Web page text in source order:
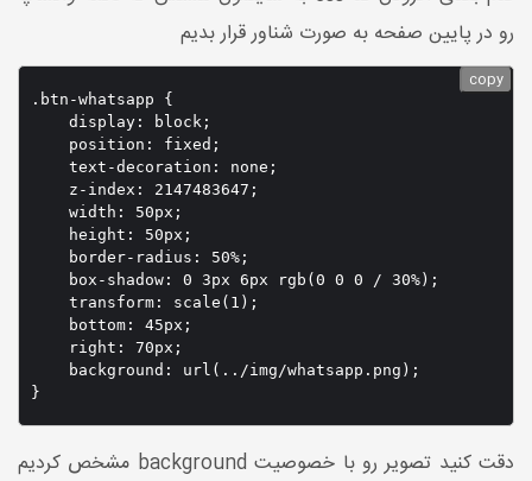
رو در پایین صفحه به صورت شناور قرار بدیم
.btn-whatsapp {
    display: block;
    position: fixed;
    text-decoration: none;
    z-index: 2147483647;
    width: 50px;
    height: 50px;
    border-radius: 50%;
    box-shadow: 0 3px 6px rgb(0 0 0 / 30%);
    transform: scale(1);
    bottom: 45px;
    right: 70px;
    background: url(../img/whatsapp.png);
}
copy
دقت کنید تصویر رو با خصوصیت background مشخص کردیم